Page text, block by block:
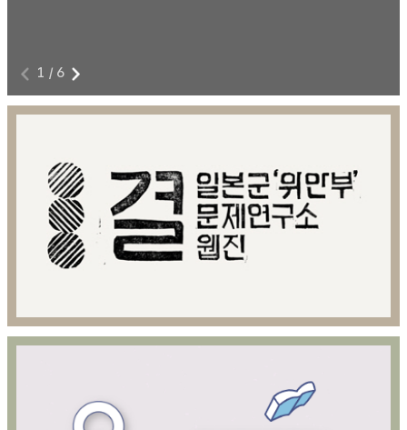
본 영상물은 아카이브814 제공을 위해 제작된 영상콘텐츠이다.
1 / 6